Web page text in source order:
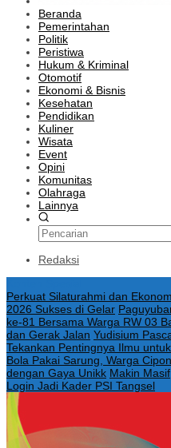
Beranda
Pemerintahan
Politik
Peristiwa
Hukum & Kriminal
Otomotif
Ekonomi & Bisnis
Kesehatan
Pendidikan
Kuliner
Wisata
Event
Opini
Komunitas
Olahraga
Lainnya
Redaksi
Perkuat Silaturahmi dan
2026 Sukses di Gelar
ke-81 Bersama Warga RW 03
dan Gerak Jalan Yudisium
Tekankan Pentingnya Ilmu
Bola Pakai Sarung, Warga
dengan Gaya Unikk Makin
Login Jadi Kader PSI Tangsel